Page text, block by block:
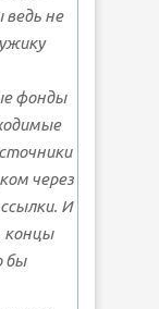
не
фонды
через
И
концы
бы